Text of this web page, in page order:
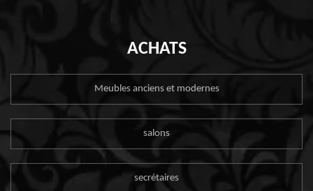
ACHATS
Meubles anciens et modernes
salons
secrétaires